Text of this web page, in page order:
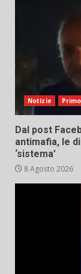
Notizie
Dal post
antimafia, le
‘sistema’
8 Agosto 2026